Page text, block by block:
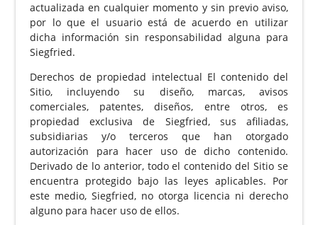
actualizada en cualquier momento y sin previo aviso,
por lo que el usuario está de acuerdo en utilizar
dicha información sin responsabilidad alguna para
Siegfried.
Derechos de propiedad intelectual El contenido del
Sitio, incluyendo su diseño, marcas, avisos
comerciales, patentes, diseños, entre otros, es
propiedad exclusiva de Siegfried, sus afiliadas,
subsidiarias y/o terceros que han otorgado
autorización para hacer uso de dicho contenido.
Derivado de lo anterior, todo el contenido del Sitio se
encuentra protegido bajo las leyes aplicables. Por
este medio, Siegfried, no otorga licencia ni derecho
alguno para hacer uso de ellos.